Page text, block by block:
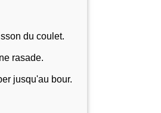
du coulet.
rasade.
jusqu'au bour.